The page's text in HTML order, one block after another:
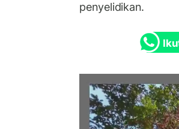
penyelidikan.